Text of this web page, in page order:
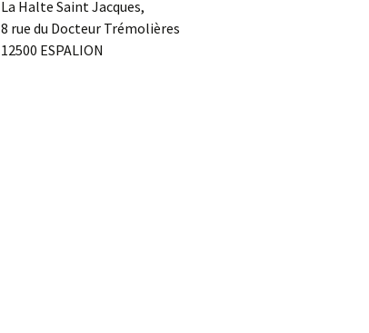
La Halte Saint Jacques,
8 rue du Docteur Trémolières
12500 ESPALION